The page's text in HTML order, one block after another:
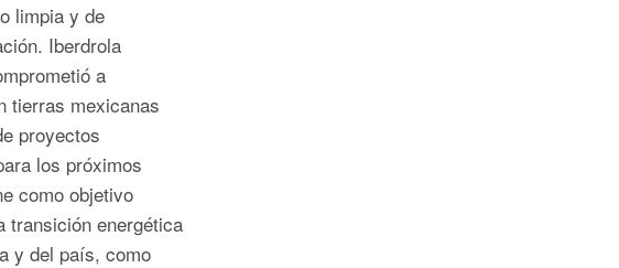
limpia y de
Iberdrola
a
tierras mexicanas
proyectos
los próximos
como objetivo
transición energética
y del país, como